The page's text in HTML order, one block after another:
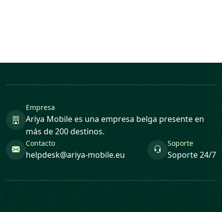
Empresa
Ariya Mobile es una empresa belga presente en
más de 200 destinos.
Contacto
helpdesk@ariya-mobile.eu
Soporte
Soporte 24/7